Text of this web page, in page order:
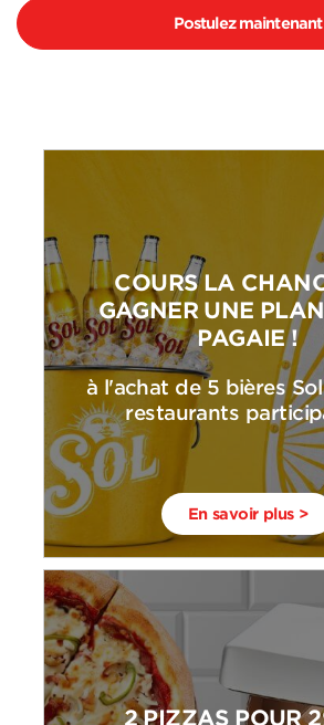
Postulez maintenant
COURS LA
GAGNER UNE
PAGAIE !
à l'achat de 5 bières
restaurants
En savoir plus >
2 PIZZAS POUR